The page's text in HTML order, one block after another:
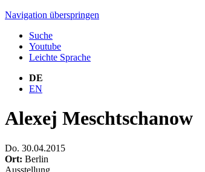
Navigation überspringen
Suche
Youtube
Leichte Sprache
DE
EN
Alexej Meschtschanow
Do. 30.04.2015
Ort: Berlin
Ausstellung